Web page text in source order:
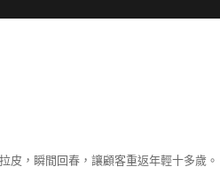
皮，瞬間回春，讓顧客重返年輕十多歲。